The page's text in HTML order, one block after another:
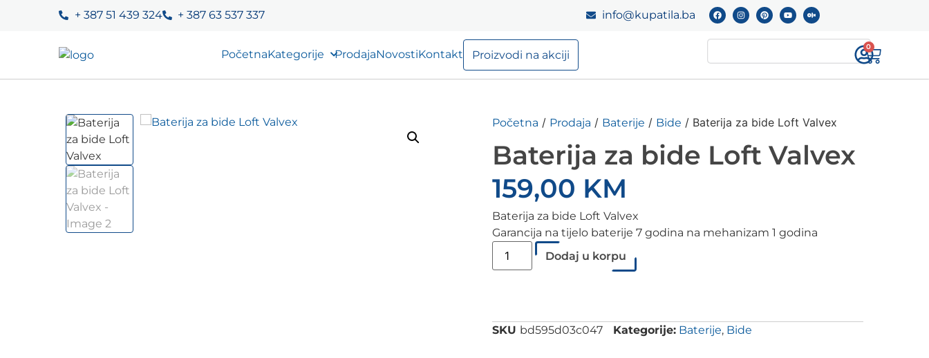
+ 387 51 439 324 + 387 63 537 337 info@kupatila.ba
PočetnaKategorije ProdajaNovostiKontakt Proizvodi na akciji
0
Početna / Prodaja / Baterije / Bide / Baterija za bide Loft Valvex
Baterija za bide Loft Valvex
159,00 KM
Baterija za bide Loft Valvex
Garancija na tijelo baterije 7 godina na mehanizam 1 godina
Dodaj u korpu
SKU bd595d03c047 Kategorije: Baterije, Bide